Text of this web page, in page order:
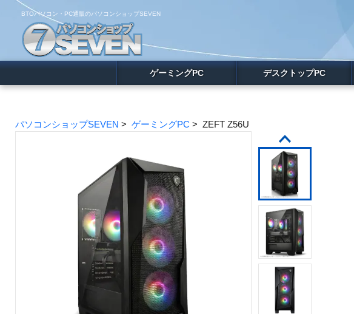
BTOパソコン・PC通販のパソコンショップSEVEN
ゲーミングPC デスクトップPC
パソコンショップSEVEN > ゲーミングPC > ZEFT Z56U